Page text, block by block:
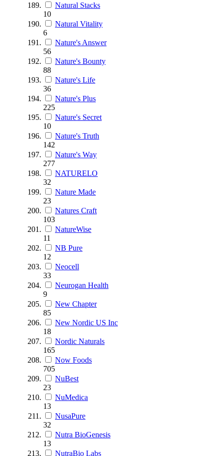
Natural Stacks
10
Natural Vitality
6
Nature's Answer
56
Nature's Bounty
88
Nature's Life
36
Nature's Plus
225
Nature's Secret
10
Nature's Truth
142
Nature's Way
277
NATURELO
32
Nature Made
23
Natures Craft
103
NatureWise
11
NB Pure
12
Neocell
33
Neurogan Health
9
New Chapter
85
New Nordic US Inc
18
Nordic Naturals
165
Now Foods
705
NuBest
23
NuMedica
13
NusaPure
32
Nutra BioGenesis
13
NutraBio Labs